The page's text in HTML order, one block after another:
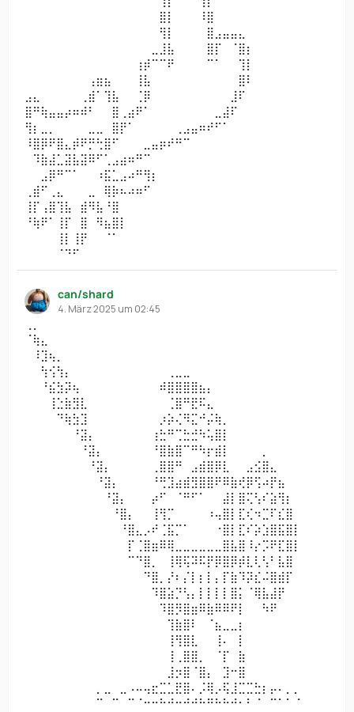
⠀⠀⠀⠀⠀⠀⠀⠀⠀⠀⠀⠀⠀⠀⠀⠀⠀⣿⡇⠀⠀⠀⠸⣿⠀⠀⠀⠀⠀
⠀⠀⠀⠀⠀⠀⠀⠀⠀⠀⠀⠀⠀⠀⠀⠀⠀⢻⡇⠀⠀⠀⠀⣿⣠⣤⣤⣄⠀
⠀⠀⠀⠀⠀⠀⠀⠀⠀⠀⠀⠀⠀⠀⠀⠀⣀⣸⣧⠀⠀⠀⠀⣿⡏⠀⠈⣿⡆
⠀⠀⠀⠀⠀⠀⠀⠀⠀⠀⠀⠀⠀⠀⢰⡾⠉⠉⠟⠀⠀⠀⠀⠉⠁⠀⠀⢹⡇
⠀⠀⠀⠀⠀⠀⠀⠀⢠⣶⣦⠀⠀⠀⢸⣧⠀⠀⠀⠀⠀⠀⠀⠀⠀⠀⠀⣿⠇
⣠⣄⠀⠀⠀⠀⠀⢀⣾⠁⢹⣧⠀⠀⢈⡿⠀⠀⠀⠀⠀⠀⠀⠀⠀⠀⣸⠏⠀
⣿⠛⢷⣤⣤⡴⠶⠾⠃⠀⠀⣿⢀⣴⠟⠁⠀⠀⠀⠀⠀⠀⠀⠀⣀⣼⠏⠀⠀
⢻⡆⣀⡀⠀⠀⠀⠀⣀⣀⠀⣿⡟⠁⠀⠀⠀⠀⠀⢀⣠⣤⠶⠞⠋⠁⠀⠀⠀
⠸⣿⡿⠟⣿⣄⡾⠟⡛⢓⣿⠋⠀⠀⠀⣀⣤⡶⠞⠛⠉⠀⠀⠀⠀⠀⠀⠀⠀
⠀⠹⣷⣼⣁⣽⣧⣽⠿⠋⢁⣠⣴⠶⠛⠉⠀⠀⠀⠀⠀⠀⠀⠀⠀⠀⠀⠀⠀
⠀⠀⣠⡿⠛⠉⠁⠀⠀⠰⣯⣁⣠⠴⠛⢻⡆⠀⠀⠀⠀⠀⠀⠀⠀⠀⠀⠀⠀
⢀⣾⠋⢀⣄⠀⠀⠀⣀⠀⢿⡷⠦⠴⠶⠋⠀⠀⠀⠀⠀⠀⠀⠀⠀⠀⠀⠀⠀
⢸⡏⢠⣿⢹⣧⠀⣾⠻⣧⠘⣿⠀⠀⠀⠀⠀⠀⠀⠀⠀⠀⠀⠀⠀⠀⠀⠀⠀
⠘⢷⠟⠁⢸⡏⠀⣿⠀⠻⣦⣿⡇⠀⠀⠀⠀⠀⠀⠀⠀⠀⠀⠀⠀⠀⠀⠀⠀
⠀⠀⠀⠀⢸⡇⢸⡟⠀⠀⠈⠁⠀⠀⠀⠀⠀⠀⠀⠀⠀⠀⠀⠀⠀⠀⠀⠀⠀
⠀⠀⠀⠀⠈⠙⠋⠀⠀⠀⠀⠀⠀⠀⠀⠀⠀⠀⠀⠀⠀⠀⠀⠀⠀⠀⠀⠀⠀
can/shard
4. März 2025 um 02:45
⠈⢷⣄⠀⠀⠀⠀⠀⠀⠀⠀⠀⠀⠀⠀⠀⠀⠀⠀⠀⠀⠀⠀⠀⠀⠀⠀⠀⠀⠀⠀⠀⠀⠀⠀
⠀⠸⣹⢦⡀⠀⠀⠀⠀⠀⠀⠀⠀⠀⠀⠀⠀⠀⠀⠀⠀⠀⠀⠀⠀⠀⠀⠀⠀⠀⠀⠀⠀⠀⠀
⠀⠀⢳⢪⢳⡄⠀⠀⠀⠀⠀⠀⠀⠀⠀⠀⠀⠀⢀⣀⣀⠀⠀⠀⠀⠀⠀⠀⠀⠀⠀⠀⠀⠀⠀
⠀⠀⠘⣮⣳⡽⢦⠀⠀⠀⠀⠀⠀⠀⠀⠀⠀⠾⣿⣿⣿⣿⣦⡄⠀⠀⠀⠀⠀⠀⠀⠀⠀⠀⠀
⠀⠀⠀⢸⣑⣷⣻⣇⠀⠀⠀⠀⠀⠀⠀⠀⠀⠀⢈⣿⠛⣟⠯⣄⠀⠀⠀⠀⠀⠀⠀⠀⠀⠀⠀
⠀⠀⠀⠀⠙⢷⣳⣹⠀⠀⠀⠀⠀⠀⠀⠀⠀⡰⡵⢌⠻⣍⠚⡬⢷⡀⠀⠀⠀⠀⠀⠀⠀⠀⠀
⠀⠀⠀⠀⠀⠀⠘⣽⡄⠀⠀⠀⠀⠀⠀⠀⢰⣓⠛⢉⣓⣚⠳⢥⣿⡇⠀⠀⠀⠀⠀⠀⠀⠀⠀
⠀⠀⠀⠀⠀⠀⠀⠘⣽⡄⠀⠀⠀⠀⠀⠀⠘⣿⣷⣿⠉⠛⠳⡖⣾⡇⠀⠀⠀⠀⡀⠀⠀⠀⠀
⠀⠀⠀⠀⠀⠀⠀⠀⠘⣽⡄⠀⠀⠀⠀⠀⢀⣿⣿⠛⠀⣠⣾⣿⡿⣇⠀⠀⣠⣪⣿⣄⠀⠀⠀
⠀⠀⠀⠀⠀⠀⠀⠀⠀⠘⣽⡄⠀⠀⠀⠀⠘⢛⣹⣴⣾⣻⣿⣿⠟⠿⣷⢞⡿⢫⠴⡟⣦⠀⠀
⠀⠀⠀⠀⠀⠀⠀⠀⠀⠀⠘⣽⡄⠀⠀⠀⡴⠋⠀⠈⠛⠋⠁⠀⠀⣼⡇⣿⢍⢣⠎⣵⢻⡆⠀
⠀⠀⠀⠀⠀⠀⠀⠀⠀⠀⠀⠘⣿⡄⠀⠀⢸⢻⡉⠀⠀⠀⠀⠰⢤⣿⡇⣏⢎⠲⣉⠏⣎⣿⠀
⠀⠀⠀⠀⠀⠀⠀⠀⠀⠀⠀⠀⠘⣿⣄⡠⠞⢈⣯⡉⠁⠀⠀⠀⠐⣿⡇⣏⠎⡵⣱⣿⣯⣿⡇
⠀⠀⠀⠀⠀⠀⠀⠀⠀⠀⠀⠀⠀⡏⢈⣿⣶⠿⢿⣀⣀⣀⣀⣀⣀⣿⣧⣿⠸⡔⡩⠟⣏⣿⡇
⠀⠀⠀⠀⠀⠀⠀⠀⠀⠀⠀⠀⠀⠉⠙⣿⡀⠀⢸⢿⢯⠽⠯⡟⡿⣿⡿⡾⣇⢇⢣⠃⣧⣿⠀
⠀⠀⠀⠀⠀⠀⠀⠀⠀⠀⠀⠀⠀⠀⠀⠙⣿⡀⡜⠆⡌⡇⡆⡇⡄⡏⣷⠹⡽⣎⠬⣿⣾⡏⠀
⠀⠀⠀⠀⠀⠀⠀⠀⠀⠀⠀⠀⠀⠀⠀⠀⠹⣿⣵⡙⢣⡄⡇⡇⡇⡇⣿⡅⠈⢿⣧⣼⡟⠀⠀
⠀⠀⠀⠀⠀⠀⠀⠀⠀⠀⠀⠀⠀⠀⠀⠀⠀⠹⣿⡻⣿⣶⠿⣷⠿⠿⠟⡇⠀⠀⠳⠟⠀⠀⠀
⠀⠀⠀⠀⠀⠀⠀⠀⠀⠀⠀⠀⠀⠀⠀⠀⠀⠀⢹⣷⣿⠇⠀⠈⣦⣀⣀⡆⠀⠀⠀⠀⠀⠀⠀
⠀⠀⠀⠀⠀⠀⠀⠀⠀⠀⠀⠀⠀⠀⠀⠀⠀⠀⢸⢻⣿⣇⠀⠀⢸⠄⠀⡇⠀⠀⠀⠀⠀⠀⠀
⠀⠀⠀⠀⠀⠀⠀⠀⠀⠀⠀⠀⠀⠀⠀⠀⠀⠀⢸⢀⣿⣿⡀⠀⠈⡏⠀⣷⠀⠀⠀⠀⠀⠀⠀
⠀⠀⠀⠀⠀⠀⠀⠀⠀⠀⠀⠀⠀⠀⠀⠀⠀⠀⣸⡲⣿⠈⣿⡄⠀⣹⠒⣿⠀⠀⠀⠀⠀⠀⠀
⠀⠀⠀⠀⠀⠀⠀⠀⠀⡀⣀⠀⣀⠠⠤⢤⣖⣉⣁⣟⣿⠄⡨⢿⡠⢯⣸⣉⣉⣓⡆⡤⠄⡀⡀
⠀⠀⠀⠀⠀⠀⠀⠀⠀⠉⠀⠉⠀⠉⠈⠒⠒⠓⠚⠒⠚⠚⠓⠛⠓⠓⠚⠂⠃⠈⠀⠉⠁⠁⠈